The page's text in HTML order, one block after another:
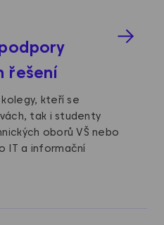
řešení
kteří se
tak i studenty
oborů VŠ nebo
IT a informační